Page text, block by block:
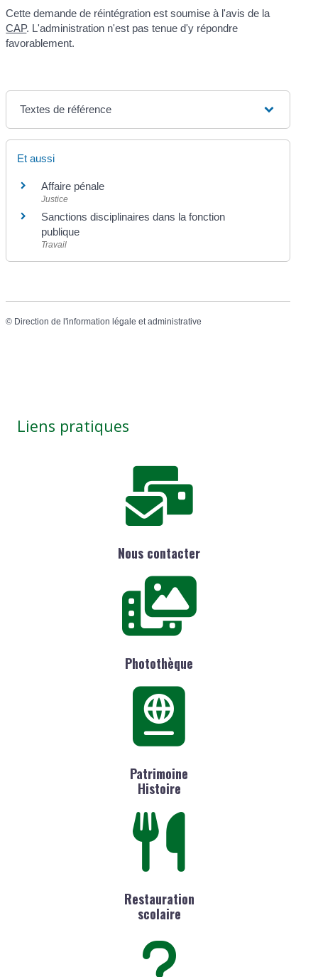
Cette demande de réintégration est soumise à l'avis de la
CAP. L'administration n'est pas tenue d'y répondre
favorablement.
Textes de référence
Et aussi
Affaire pénale
Justice
Sanctions disciplinaires dans la fonction
publique
Travail
© Direction de l'information légale et administrative
Liens pratiques
Nous contacter
Photothèque
Patrimoine
Histoire
Restauration
scolaire